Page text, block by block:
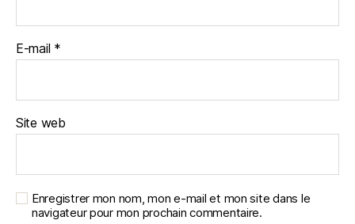
E-mail *
Site web
Enregistrer mon nom, mon e-mail et mon site dans le
navigateur pour mon prochain commentaire.